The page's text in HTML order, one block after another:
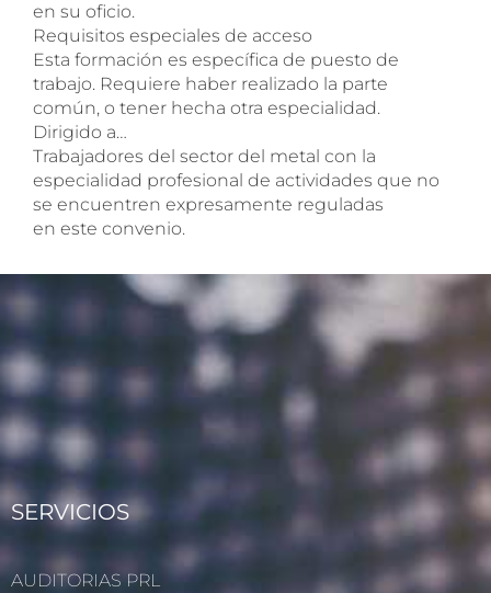
en su oficio.
Requisitos especiales de acceso
Esta formación es específica de puesto de
trabajo. Requiere haber realizado la parte
común, o tener hecha otra especialidad.
Dirigido a…
Trabajadores del sector del metal con la
especialidad profesional de actividades que no
se encuentren expresamente reguladas
en este convenio.
SERVICIOS
AUDITORIAS PRL